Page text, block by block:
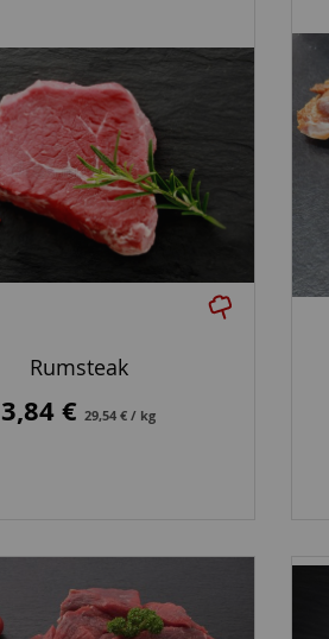
Rumsteak
3,84 €29,54 € / kg